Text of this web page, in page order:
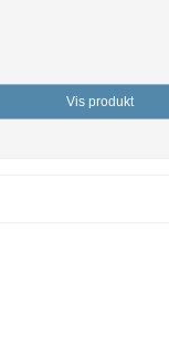
Vis produkt